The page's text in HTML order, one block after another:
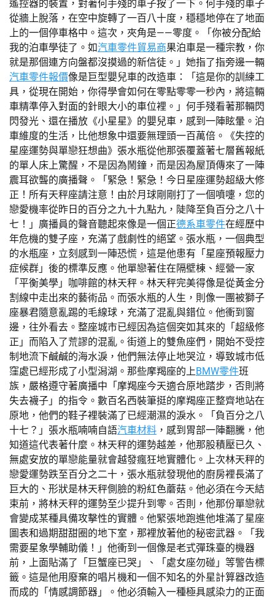
遙控器的裝置，對著何手殘的車子按了一下。何手殘的車子
從牆上脫落，在空中旋轉了一百八十度，穩穩地停在了地面
上的一個停車格中。這次，夾角是——零度。「你被分配給
我的泊車學徒了。如汽車零件貿易商果泊車是一種宗教，你
就是那個連方向盤都沒摸過的新信徒。」她指了指旁邊一輛
汽車零件報價像是巨型嬰兒車的改造車：「這是你的訓練工
具，從現在開始，你得學會如何在零點零零一秒內，將這輛
車精準停入對面的針眼大小的車位裡。」何手殘看著那輛閃
閃發光、還在播放《小星星》的嬰兒車，感到一陣眩暈。泊
車維度的生活，比他想象中還要無理頭一百萬倍。《失控的
星座運勢與單戀狂想曲》張水瓶從他那張覆蓋著七層舊報紙
的單人床上驚醒，不是因為鬧鐘，而是因為屋頂傳來了一陣
震耳欲聾的廣播聲。「緊急！緊急！今日星座運勢超級大修
正！所有天秤座請注意！由於月球剛剛打了一個噴嚏，您的
戀愛機率從昨日的百分之九十九點九，陡降至負百分之八十
七！」廣播員的聲音聽起來像是一個正德系車零件在經歷中
年危機的雙子座，充滿了戲劇性的絕望。張水瓶，一個典型
的水瓶座，立刻感到一陣恐慌，這是他患有「星座預報壓力
症候群」後的標準反應。他單戀著住在隔壁棟、經營一家
「平衡美學」咖啡館的林天秤。林天秤完美得像是從黃金分
割線中走出來的藝術品。而張水瓶的人生，則像一團被獅子
座暴君隨意亂踢的毛線球，充滿了混亂與錯位。他衝到窗
邊，往外看去。整座城市已經因為這個突如其來的「超級修
正」而陷入了荒謬的混亂。街道上的雙魚座們，開始不受控
制地流下鹹鹹的海水淚，他們無法停止地哭泣，導致城市低
窪處已經形成了小型潟湖。那些摩羯座的上BMW零件班
族，嚴格遵守著廣播中「摩羯座今天適合原地踏步，否則將
失去襪子」的指令。數百名西裝筆挺的摩羯座正整齊地站在
原地，他們的鞋子裡裝滿了已經潮濕的淚水。「負百分之八
十七？」張水瓶喃喃自語汽車材料 ，感到胃部一陣翻騰，他
知道這代表著什麼。林天秤的運勢越差，他那股積壓已久、
無處安放的單戀能量就會越發瘋狂地實體化。上次林天秤的
戀愛運勢跌至百分之二十，張水瓶就發現他的廚房裡長滿了
巨大的、形狀是林天秤側臉的粉紅色蘑菇。他必須在今天結
束前，將林天秤的運勢至少提升到零。否則，他那份單戀就
會變成某種具備攻擊性的實體。他緊張地跑進他堆滿了星座
圖表和過期甜甜圈的地下室，那裡放著他的秘密武器。「我
需要星象學輔助儀！」他衝到一個像是老式彈珠臺的機器
前，上面貼滿了「巨蟹座已哭」、「處女座勿碰」等警告標
籤。這是他用廢棄的唱片機和一個不知名的外星計算器改造
而成的「情感調節器」。他必須輸入一種極具感染力的正面